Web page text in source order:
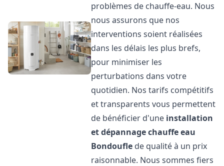
problèmes de chauffe-eau. Nous
nous assurons que nos
interventions soient réalisées
dans les délais les plus brefs,
pour minimiser les
perturbations dans votre
quotidien. Nos tarifs compétitifs
et transparents vous permettent
de bénéficier d'une installation
et dépannage chauffe eau
Bondoufle de qualité à un prix
raisonnable. Nous sommes fiers